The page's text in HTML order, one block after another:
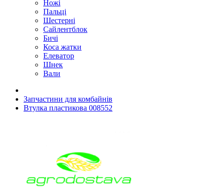
Ножі
Пальці
Шестерні
Сайлентблок
Бичі
Коса жатки
Елеватор
Шнек
Вали
Запчастини для комбайнів
Втулка пластикова 008552